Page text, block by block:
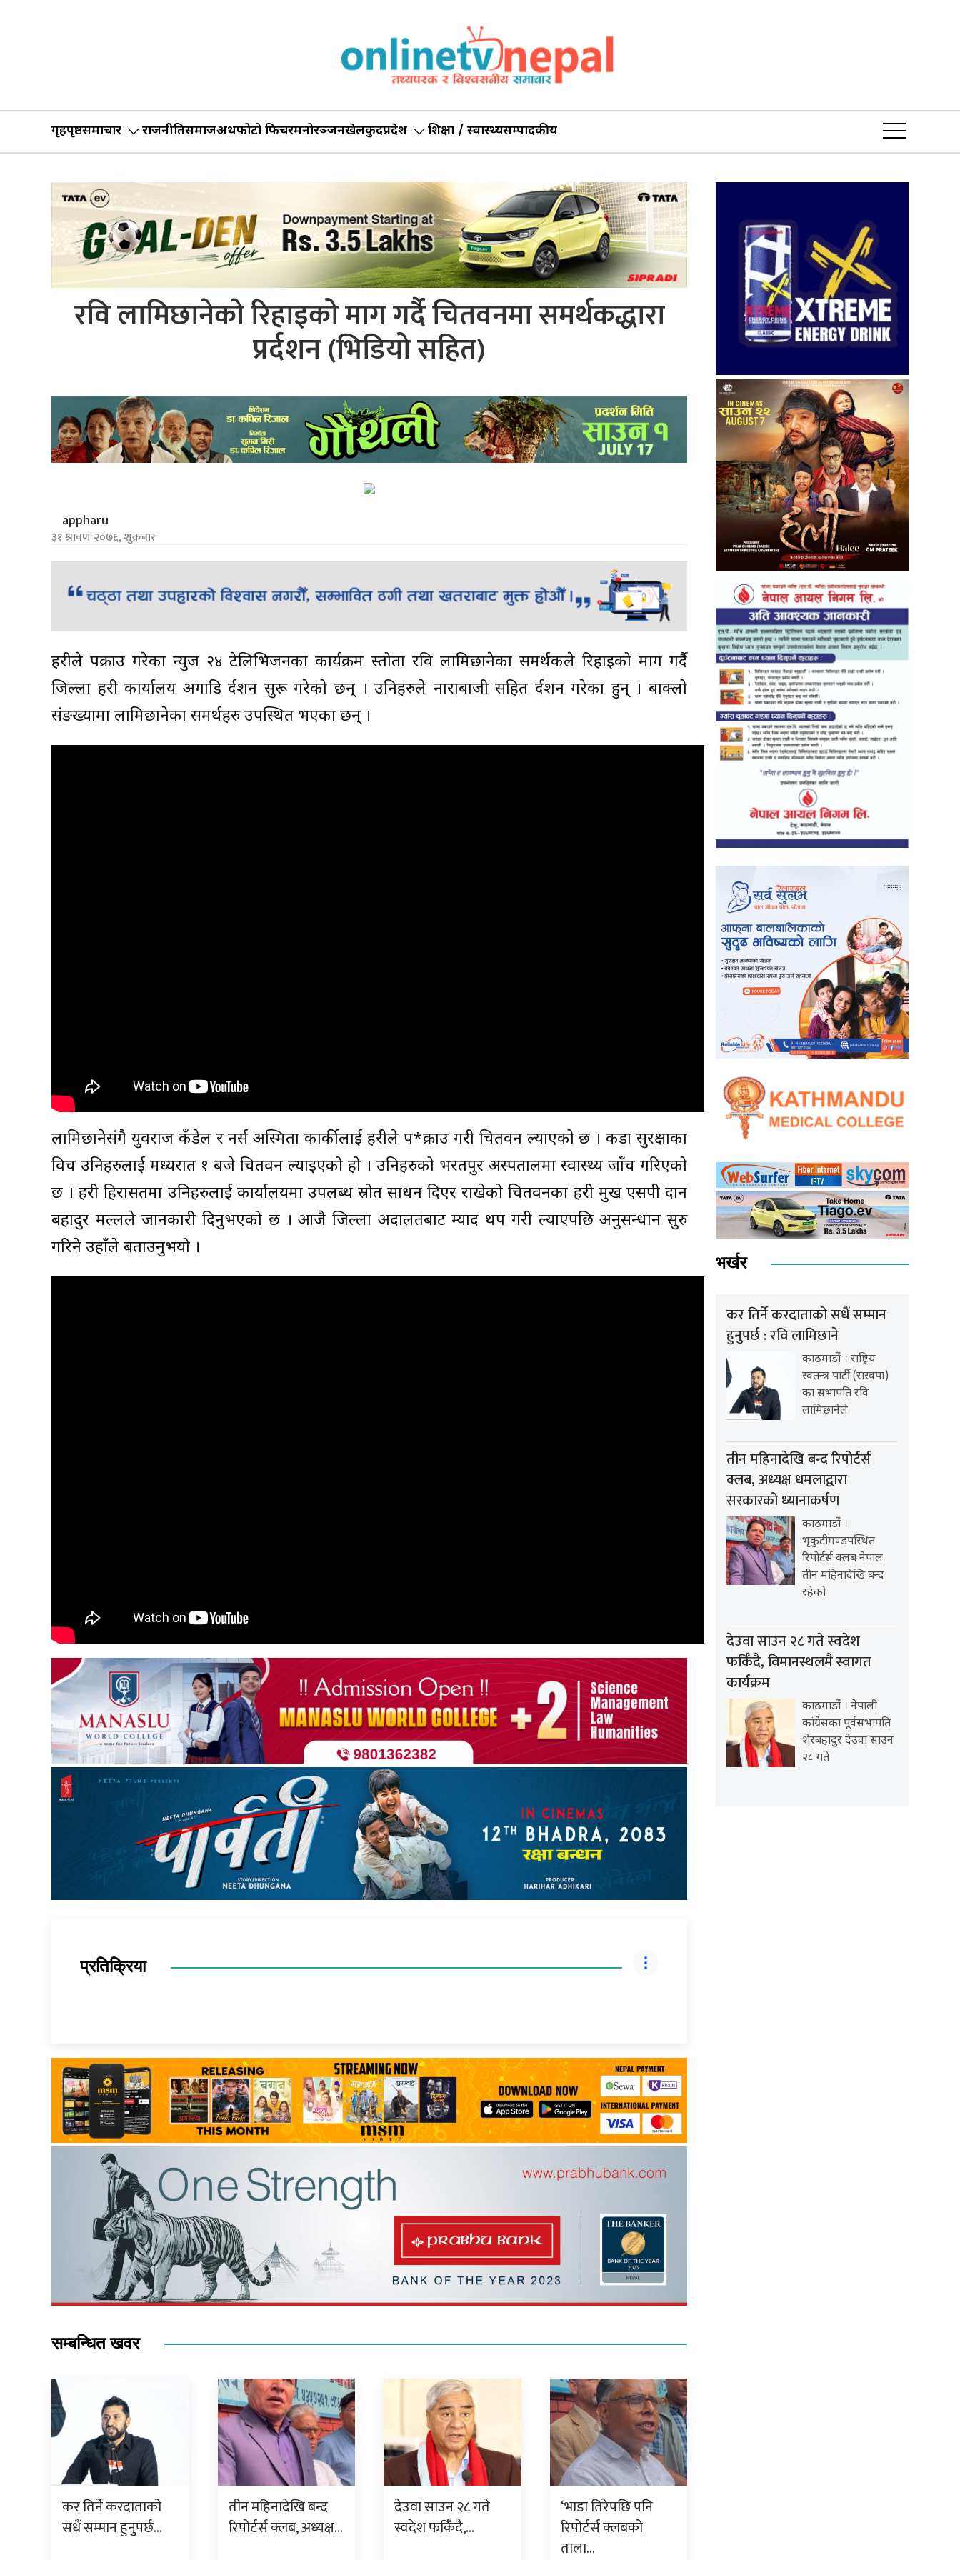
गृहपृष्ठसमाचार राजनीतिसमाजअर्थफोटो फिचरमनोरञ्जनखेलकुदप्रदेश शिक्षा / स्वास्थ्यसम्पादकीय
रवि लामिछानेकाे रिहाइको माग गर्दै चितवनमा समर्थकद्धारा
प्रर्दशन (भिडियो सहित)
appharu
३१ श्रावण २०७६, शुक्रबार
प्रहरीले पक्राउ गरेका न्युज २४ टेलिभिजनका कार्यक्रम प्रस्तोता रवि लामिछानेका समर्थकले रिहाइको माग गर्दै
जिल्ला प्रहरी कार्यालय अगाडि प्रर्दशन सुरू गरेको छन् । उनिहरुले नाराबाजी सहित प्रर्दशन गरेका हुन् । बाक्लो
संङख्यामा लामिछानेका समर्थहरु उपस्थित भएका छन् ।
लामिछानेसंगै युवराज कँडेल र नर्स अस्मिता कार्कीलाई प्रहरीले प*क्राउ गरी चितवन ल्याएको छ । कडा सुरक्षाका
विच उनिहरुलाई मध्यरात १ बजे चितवन ल्याइएको हो । उनिहरुको भरतपुर अस्पतालमा स्वास्थ्य जाँच गरिएको
छ । प्रहरी हिरासतमा उनिहरुलाई कार्यालयमा उपलब्ध स्रोत साधन दिएर राखेको चितवनका प्रहरी प्रमुख एसपी दान
बहादुर मल्लले जानकारी दिनुभएको छ । आजै जिल्ला अदालतबाट म्याद थप गरी ल्याएपछि अनुसन्धान सुरु
गरिने उहाँले बताउनुभयो ।
प्रतिक्रिया
सम्बन्धित खवर
कर तिर्ने करदाताको
सधैं सम्मान हुनुपर्छ…
तीन महिनादेखि बन्द
रिपोर्टर्स क्लब, अध्यक्ष…
देउवा साउन २८ गते
स्वदेश फर्किँदै,…
‘भाडा तिरेपछि पनि
रिपोर्टर्स क्लबको
ताला…
भर्खर
कर तिर्ने करदाताको सधैं सम्मान
हुनुपर्छ : रवि लामिछाने
काठमाडौं । राष्ट्रिय
स्वतन्त्र पार्टी (रास्वपा)
का सभापति रवि
लामिछानेले
तीन महिनादेखि बन्द रिपोर्टर्स
क्लब, अध्यक्ष धमलाद्वारा
सरकारको ध्यानाकर्षण
काठमाडौं ।
भृकुटीमण्डपस्थित
रिपोर्टर्स क्लब नेपाल
तीन महिनादेखि बन्द
रहेको
देउवा साउन २८ गते स्वदेश
फर्किँदै, विमानस्थलमै स्वागत
कार्यक्रम
काठमाडौं । नेपाली
कांग्रेसका पूर्वसभापति
शेरबहादुर देउवा साउन
२८ गते